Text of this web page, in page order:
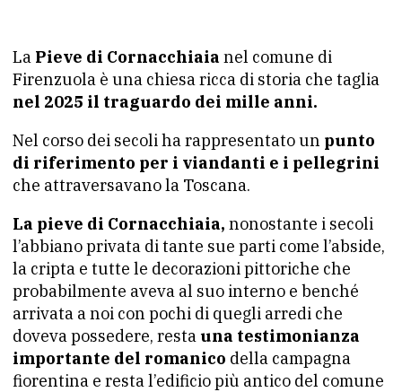
La Pieve di Cornacchiaia nel comune di
Firenzuola è una chiesa ricca di storia che taglia
nel 2025 il traguardo dei mille anni.
Nel corso dei secoli ha rappresentato un punto
di riferimento per i viandanti e i pellegrini
che attraversavano la Toscana.
La pieve di Cornacchiaia, nonostante i secoli
l’abbiano privata di tante sue parti come l’abside,
la cripta e tutte le decorazioni pittoriche che
probabilmente aveva al suo interno e benché
arrivata a noi con pochi di quegli arredi che
doveva possedere, resta una testimonianza
importante del romanico della campagna
fiorentina e resta l’edificio più antico del comune